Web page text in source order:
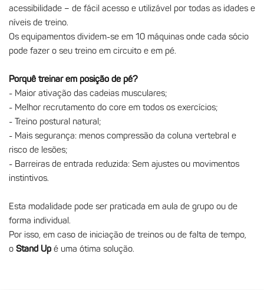
acessibilidade – de fácil acesso e utilizável por todas as idades e
níveis de treino.
Os equipamentos dividem-se em 10 máquinas onde cada sócio
pode fazer o seu treino em circuito e em pé.
Porquê treinar em posição de pé?
- Maior ativação das cadeias musculares;
- Melhor recrutamento do core em todos os exercícios;
- Treino postural natural;
- Mais segurança: menos compressão da coluna vertebral e
risco de lesões;
- Barreiras de entrada reduzida: Sem ajustes ou movimentos
instintivos.
Esta modalidade pode ser praticada em aula de grupo ou de
forma individual.
Por isso, em caso de iniciação de treinos ou de falta de tempo,
o Stand Up é uma ótima solução.